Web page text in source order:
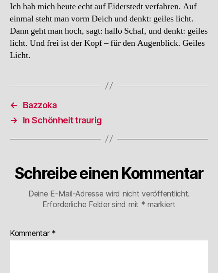
Ich hab mich heute echt auf Eiderstedt verfahren. Auf
einmal steht man vorm Deich und denkt: geiles licht.
Dann geht man hoch, sagt: hallo Schaf, und denkt: geiles
licht. Und frei ist der Kopf – für den Augenblick. Geiles
Licht.
←
Bazzoka
→
In Schönheit traurig
Schreibe einen Kommentar
Deine E-Mail-Adresse wird nicht veröffentlicht.
Erforderliche Felder sind mit * markiert
Kommentar *